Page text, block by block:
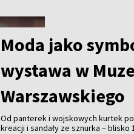
Moda jako
wystawa w
Warszawskiego
Od panterek i wojskowych kurtek
kreacji i sandały ze sznurka – blisko